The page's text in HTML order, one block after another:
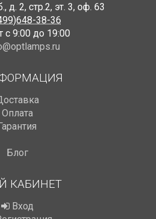
д. 2, стр.2, эт. 3, оф. 63
38-36
9:00 до 19:00
Оплата
Блог
КАБИНЕТ
Вход